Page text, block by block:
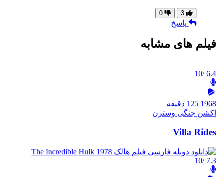
3
0
پاسخ
فیلم های مشابه
6.4
/10
1968 125 دقیقه
اکشن جنگی وسترن
Villa Rides
7.3
/10